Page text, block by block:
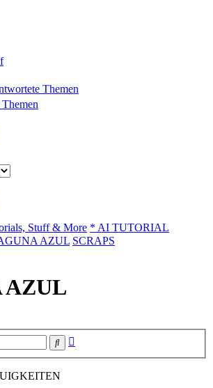
Themen
Stuff & More * AI TUTORIAL
AZUL SCRAPS
AZUL
Suche